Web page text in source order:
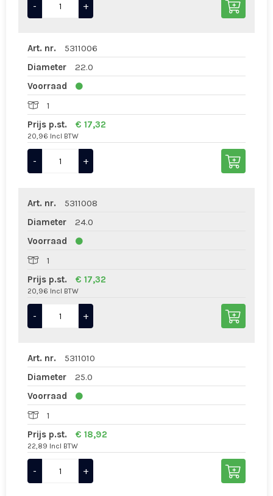
- +
Art. nr.
5311006
Diameter
22.0
Voorraad
1
Prijs p.st.
€ 17,32
20,96 Incl BTW
- +
Art. nr.
5311008
Diameter
24.0
Voorraad
1
Prijs p.st.
€ 17,32
20,96 Incl BTW
- +
Art. nr.
5311010
Diameter
25.0
Voorraad
1
Prijs p.st.
€ 18,92
22,89 Incl BTW
- +